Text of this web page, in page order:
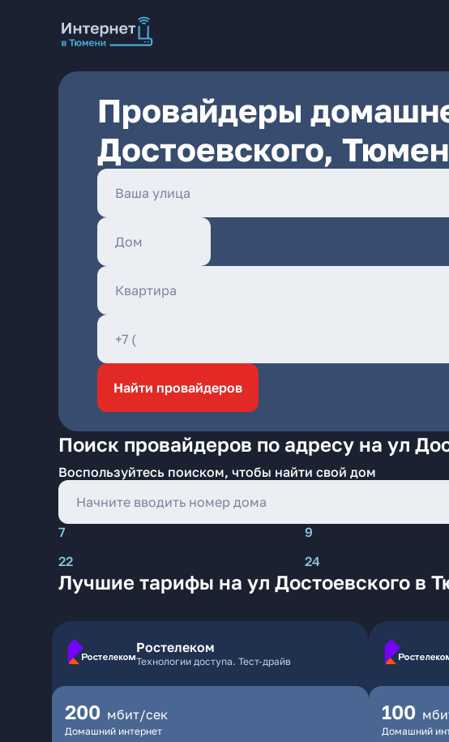
Провайдеры
Достоевского,
Найти провайдеров
Поиск провайдеров по адресу на ул
Воспользуйтесь поиском, чтобы найти свой дом
7 9
22
24
Лучшие тарифы на ул Достоевского в
Ростелеком
Технологии доступа. Тест-драйв
200 мбит/сек
Домашний интернет
100
Домашний